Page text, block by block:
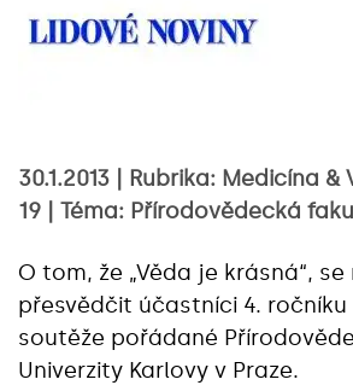
30.1.2013 | Rubrika: Medicína
19 | Téma: Přírodovědecká
O tom, že „Věda je krásná“, se
přesvědčit účastníci 4.
soutěže pořádané
Univerzity Karlovy v Praze.